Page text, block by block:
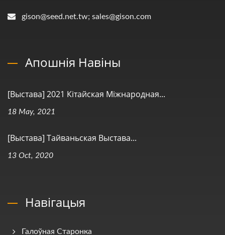
gison@seed.net.tw; sales@gison.com
Апошнія Навіны
[Выстава] 2021 Кітайская Міжнародная...
18 May, 2021
[Выстава] Тайваньская Выстава...
13 Oct, 2020
Навігацыя
Галоўная Старонка